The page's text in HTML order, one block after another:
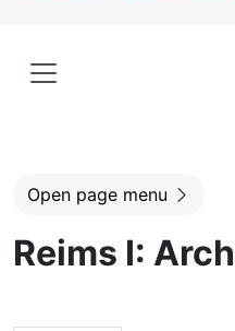
Open page menu
Reims I: